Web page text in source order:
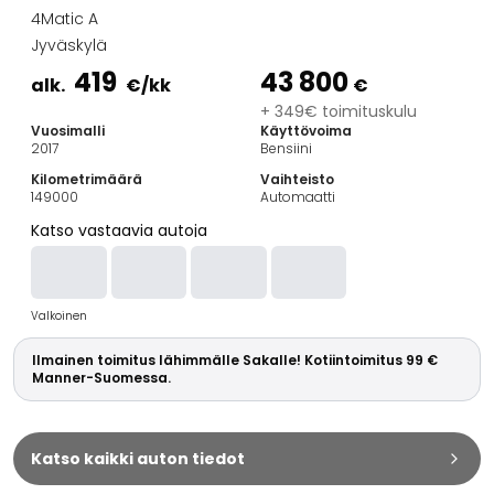
Farmariautot
Kaupunkiautot
Vetoautot
Hyötyajoneuvot
Huutokauppa-autot
Edulliset autot
Automerkit
BMW
Kia
Mercedes-Benz
Polestar
Skoda
Tesla
Toyota
Volkswagen
4Matic A
Jyväskylä
alk. 419 €/kk 43 800 €
+ 349€ toimituskulu
Vuosimalli
2017
Käyttövoima
Bensiini
Kilometrimäärä
149000
Vaihteisto
Automaatti
Katso vastaavia autoja
Valkoinen
Ilmainen toimitus lähimmälle Sakalle! Kotiintoimitus 99 €
Manner-Suomessa.
Katso kaikki auton tiedot